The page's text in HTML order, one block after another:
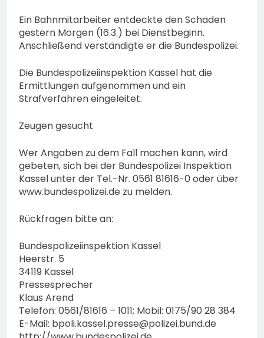
Ein Bahnmitarbeiter entdeckte den Schaden
gestern Morgen (16.3.) bei Dienstbeginn.
Anschließend verständigte er die Bundespolizei.
Die Bundespolizeiinspektion Kassel hat die
Ermittlungen aufgenommen und ein
Strafverfahren eingeleitet.
Zeugen gesucht
Wer Angaben zu dem Fall machen kann, wird
gebeten, sich bei der Bundespolizei Inspektion
Kassel unter der Tel.-Nr. 0561 81616-0 oder über
www.bundespolizei.de zu melden.
Rückfragen bitte an:
Bundespolizeiinspektion Kassel
Heerstr. 5
34119 Kassel
Pressesprecher
Klaus Arend
Telefon: 0561/81616 – 1011; Mobil: 0175/90 28 384
E-Mail: bpoli.kassel.presse@polizei.bund.de